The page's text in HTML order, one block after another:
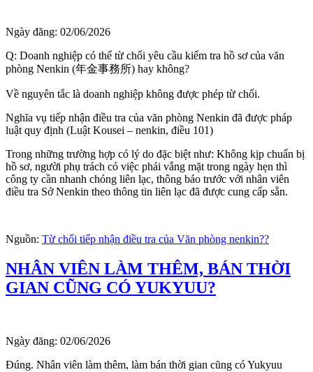
Ngày đăng: 02/06/2026
Q: Doanh nghiệp có thể từ chối yêu cầu kiểm tra hồ sơ của văn
phòng Nenkin (年金事務所) hay không?
Về nguyên tắc là doanh nghiệp không được phép từ chối.
Nghĩa vụ tiếp nhận điều tra của văn phòng Nenkin đã được pháp
luật quy định (Luật Kousei – nenkin, điều 101)
Trong những trường hợp có lý do đặc biệt như: Không kịp chuẩn bị
hồ sơ, người phụ trách có việc phải vắng mặt trong ngày hẹn thì
công ty cần nhanh chóng liên lạc, thông báo trước với nhân viên
điều tra Sở Nenkin theo thông tin liên lạc đã được cung cấp sẵn.
Nguồn: Từ chối tiếp nhận điều tra của Văn phòng nenkin??
NHÂN VIÊN LÀM THÊM, BÁN THỜI
GIAN CŨNG CÓ YUKYUU?
Ngày đăng: 02/06/2026
Đúng. Nhân viên làm thêm, làm bán thời gian cũng có Yukyuu